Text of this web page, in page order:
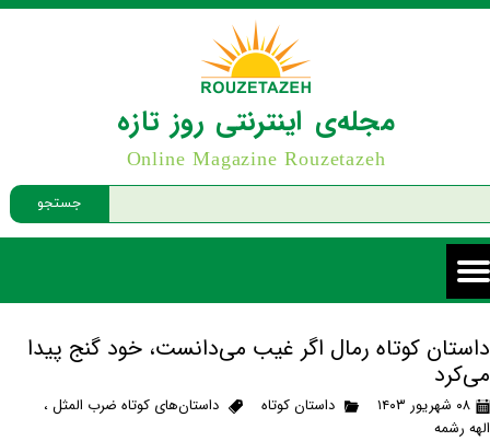
جستجو
مجله‌ی اینترنتی روز تازه
Online Magazine Rouzetazeh
داستان کوتاه رمال اگر غیب می‌دانست، خود گنج پیدا
می‌کرد
۰۸ شهریور ۱۴۰۳ داستان کوتاه داستان‌های کوتاه ضرب المثل،
الهه رشمه